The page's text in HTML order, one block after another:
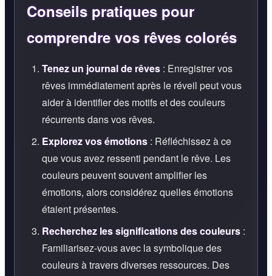
Conseils pratiques pour
comprendre vos rêves colorés
Tenez un journal de rêves : Enregistrer vos
rêves immédiatement après le réveil peut vous
aider à identifier des motifs et des couleurs
récurrents dans vos rêves.
Explorez vos émotions : Réfléchissez à ce
que vous avez ressenti pendant le rêve. Les
couleurs peuvent souvent amplifier les
émotions, alors considérez quelles émotions
étaient présentes.
Recherchez les significations des couleurs :
Familiarisez-vous avec la symbolique des
couleurs à travers diverses ressources. Des